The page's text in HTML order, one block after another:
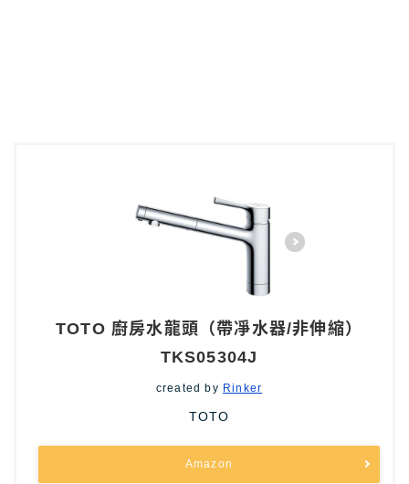
TOTO 廚房水龍頭（帶凈水器/非伸縮）
TKS05304J
created by Rinker
TOTO
Amazon